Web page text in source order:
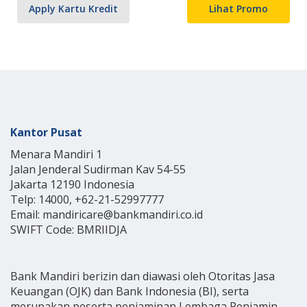
Apply Kartu Kredit Lihat Promo
Kantor Pusat
Menara Mandiri 1
Jalan Jenderal Sudirman Kav 54-55
Jakarta 12190 Indonesia
Telp: 14000, +62-21-52997777
Email: mandiricare@bankmandiri.co.id
SWIFT Code: BMRIIDJA
Bank Mandiri berizin dan diawasi oleh Otoritas Jasa
Keuangan (OJK) dan Bank Indonesia (BI), serta